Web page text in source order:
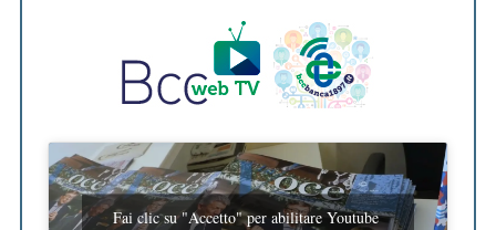
Fai clic su "Accetto" per abilitare Youtube